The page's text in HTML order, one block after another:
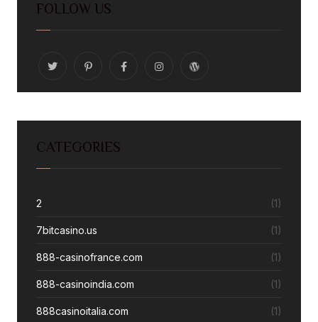
FOLLOW US
CATEGORIES
2 (1)
7bitcasino.us (1)
888-casinofrance.com (1)
888-casinoindia.com (1)
888casinoitalia.com (1)